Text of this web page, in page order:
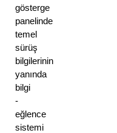
gösterge
panelinde
temel
sürüş
bilgilerinin
yanında
bilgi
-
eğlence
sistemi